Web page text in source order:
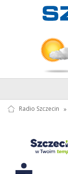
Radio Szczecin »